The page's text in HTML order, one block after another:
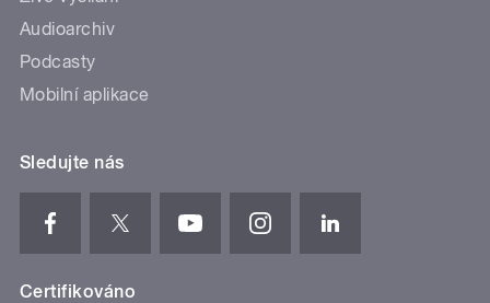
Audioarchiv
Podcasty
Mobilní aplikace
Sledujte nás
Certifikováno